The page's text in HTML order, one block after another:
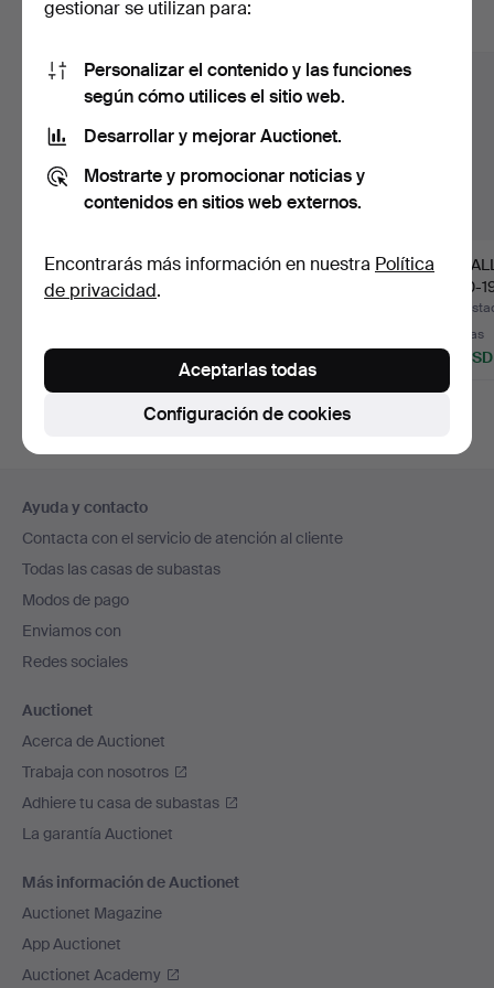
CÓMODA, siglos XVIII-
XIX.
32 USD
Un par de sillas para
1800-
2 pujas
37 USD
en
el
pie
de
página
Ayuda y contacto
Contacta con el servicio de atención al cliente
Todas las casas de subastas
Modos de pago
Enviamos con
Redes sociales
Auctionet
Acerca de Auctionet
Trabaja con nosotros
Adhiere tu casa de subastas
La garantía Auctionet
Más información de Auctionet
Auctionet Magazine
App Auctionet
Auctionet Academy
gestionar se utilizan para:
Personalizar el contenido y las funciones
según cómo utilices el sitio web.
Desarrollar y mejorar Auctionet.
Mostrarte y promocionar noticias y
contenidos en sitios web externos.
Encontrarás más información en nuestra Política
de privacidad.
Configuración de cookies
Aceptarlas todas